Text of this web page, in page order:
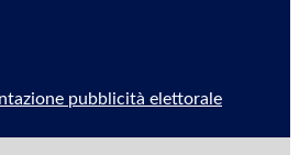
pubblicità elettorale